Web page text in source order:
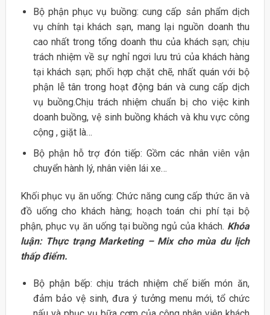
Bộ phận phục vụ buồng: cung cấp sản phẩm dịch
vụ chính tại khách sạn, mang lại nguồn doanh thu
cao nhất trong tổng doanh thu của khách sạn; chịu
trách nhiệm về sự nghỉ ngơi lưu trú của khách hàng
tại khách sạn; phối hợp chặt chẽ, nhất quán với bộ
phận lễ tân trong hoạt động bán và cung cấp dịch
vụ buồng.Chịu trách nhiệm chuẩn bị cho việc kinh
doanh buồng, vệ sinh buồng khách và khu vực công
cộng , giặt là…
Bộ phận hỗ trợ đón tiếp: Gồm các nhân viên vận
chuyển hành lý, nhân viên lái xe…
Khối phục vụ ăn uống: Chức năng cung cấp thức ăn và
đồ uống cho khách hàng; hoạch toán chi phí tại bộ
phận, phục vụ ăn uống tại buồng ngủ của khách. Khóa
luận: Thực trạng Marketing – Mix cho mùa du lịch
thấp điểm.
Bộ phận bếp: chịu trách nhiệm chế biến món ăn,
đảm bảo vệ sinh, đưa ý tưởng menu mới, tổ chức